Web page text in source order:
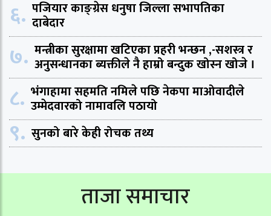
६. पजियार काङ्ग्रेस धनुषा जिल्ला सभापतिका
दाबेदार
७. मन्त्रीका सुरक्षामा खटिएका प्रहरी भन्छन ,-सशस्त्र र
अनुसन्धानका ब्यक्तीले नै हाम्रो बन्दुक खोस्न खोजे ।
८. भंगाहामा सहमति नमिले पछि नेकपा माओवादीले
उम्मेदवारको नामावलि पठायो
९. सुनको बारे केही रोचक तथ्य
ताजा समाचार